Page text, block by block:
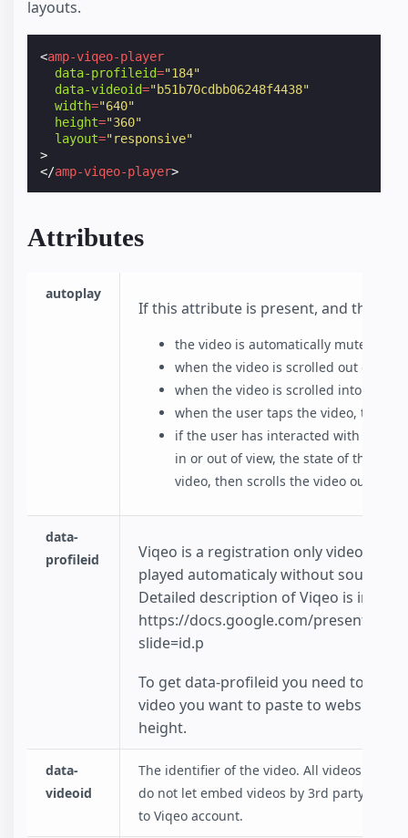
layouts.
<amp-viqeo-player
data-profileid="184"
data-videoid="b51b70cdbb06248f4438"
width="640"
height="360"
layout="responsive"
>
</amp-viqeo-player>
Attributes
autoplay
If this attribute is present, and the
the video is automatically muted
when the video is scrolled out of
when the video is scrolled into view,
when the user taps the video, the
if the user has interacted with the
in or out of view, the state of the
video, then scrolls the video out of
data-
profileid
Viqeo is a registration only video
played automaticaly without sound
Detailed description of Viqeo is in
https://docs.google.com/presentation/
slide=id.p
To get data-profileid you need to
video you want to paste to website.
height.
data-
videoid
The identifier of the video. All videos have
do not let embed videos by 3rd party
to Viqeo account.